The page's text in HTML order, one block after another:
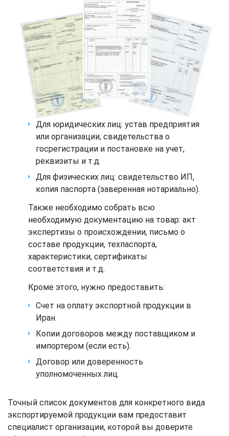
Для юридических лиц: устав предприятия
или организации, свидетельства о
госрегистрации и постановке на учет,
реквизиты и т.д.
Для физических лиц: свидетельство ИП,
копия паспорта (заверенная нотариально).
Также необходимо собрать всю
необходимую документацию на товар: акт
экспертизы о происхождении, письмо о
составе продукции, техпаспорта,
характеристики, сертификаты
соответствия и т.д.
Кроме этого, нужно предоставить:
Счет на оплату экспортной продукции в
Иран.
Копии договоров между поставщиком и
импортером (если есть).
Договор или доверенность
уполномоченных лиц.
Точный список документов для конкретного вида
экспортируемой продукции вам предоставит
специалист организации, которой вы доверите